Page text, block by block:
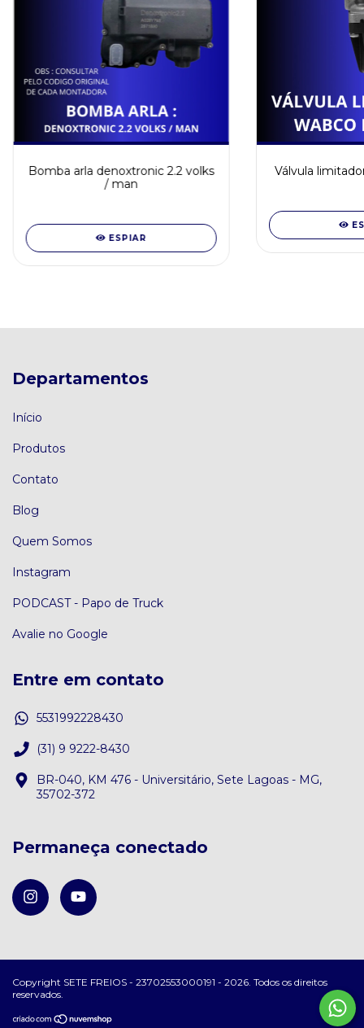
Bomba arla denoxtronic 2.2 volks
/ man
ESPIAR
Válvula
Departamentos
Início
Produtos
Contato
Blog
Quem Somos
Instagram
PODCAST - Papo de Truck
Avalie no Google
Entre em contato
5531992228430
(31) 9 9222-8430
BR-040, KM 476 - Universitário, Sete Lagoas - MG,
35702-372
Permaneça conectado
Copyright SETE FREIOS - 23702553000191 - 2026. Todos os direitos
reservados.